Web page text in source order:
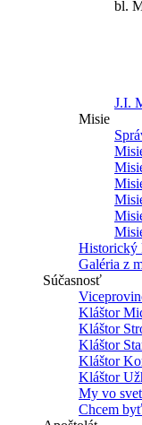
bl.
J.I.
Misie
Historický
Galéria z
Súčasnosť
Kláštor
Kláštor
Kláštor
Kláštor
Kláštor
My vo
Chcem